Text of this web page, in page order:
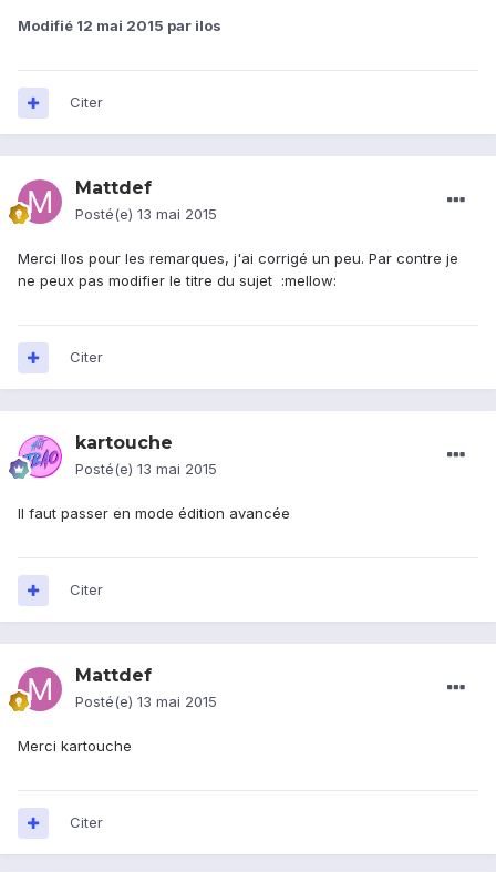
Modifié 12 mai 2015 par ilos
Citer
Mattdef
Posté(e) 13 mai 2015
Merci Ilos pour les remarques, j'ai corrigé un peu. Par contre je
ne peux pas modifier le titre du sujet :mellow:
Citer
kartouche
Posté(e) 13 mai 2015
Il faut passer en mode édition avancée
Citer
Mattdef
Posté(e) 13 mai 2015
Merci kartouche
Citer